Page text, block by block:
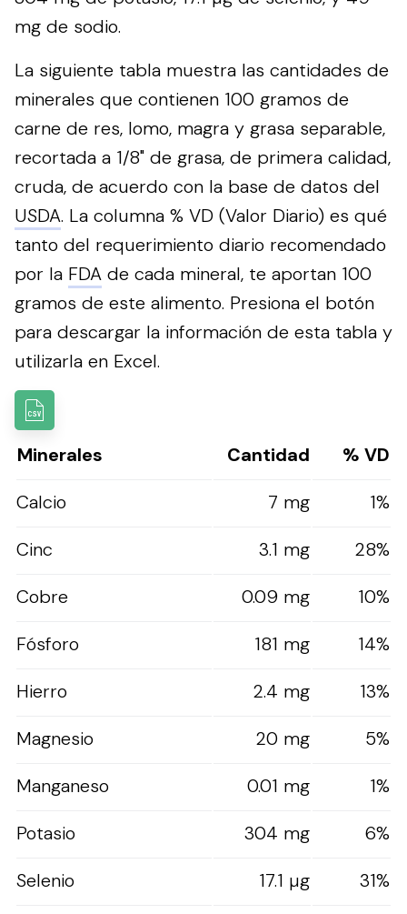
mg de sodio.
La siguiente tabla muestra las cantidades de
minerales que contienen 100 gramos de
carne de res, lomo, magra y grasa separable,
recortada a 1/8" de grasa, de primera calidad,
cruda, de acuerdo con la base de datos del
USDA. La columna % VD (Valor Diario) es qué
tanto del requerimiento diario recomendado
por la FDA de cada mineral, te aportan 100
gramos de este alimento. Presiona el botón
para descargar la información de esta tabla y
utilizarla en Excel.
Minerales Cantidad
% VD
Calcio
7 mg
1%
Cinc
3.1 mg
28%
Cobre
0.09 mg
10%
Fósforo
181 mg
14%
Hierro
2.4 mg
13%
Magnesio
20 mg
5%
Manganeso
0.01 mg
1%
Potasio
304 mg
6%
Selenio
17.1 µg
31%